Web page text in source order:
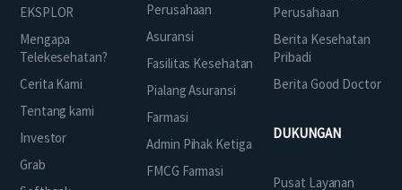
EKSPLOR
Mengapa
Telekesehatan?
Cerita Kami
Tentang kami
Investor
Grab
Perusahaan
Asuransi
Fasilitas Kesehatan
Pialang Asuransi
Farmasi
Admin Pihak Ketiga
FMCG Farmasi
Perusahaan
Berita Kesehatan
Pribadi
Berita Good Doctor
DUKUNGAN
Pusat Layanan